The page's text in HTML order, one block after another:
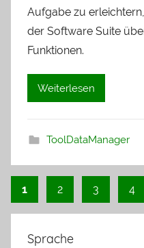
Aufgabe zu
der Software Suite
Funktionen.
Weiterlesen
ToolDataManager
Beitrags-
Navigation
1 2 3 4
Sprache